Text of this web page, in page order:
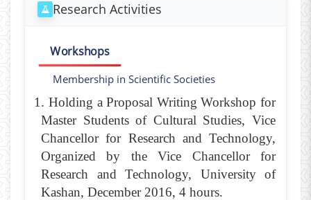
Research Activities
Workshops
Membership in Scientific Societies
1. Holding a Proposal Writing Workshop for
Master Students of Cultural Studies, Vice
Chancellor for Research and Technology,
Organized by the Vice Chancellor for
Research and Technology, University of
Kashan, December 2016, 4 hours.